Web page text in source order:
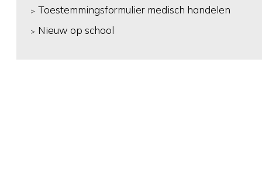
Toestemmingsformulier medisch handelen
Nieuw op school